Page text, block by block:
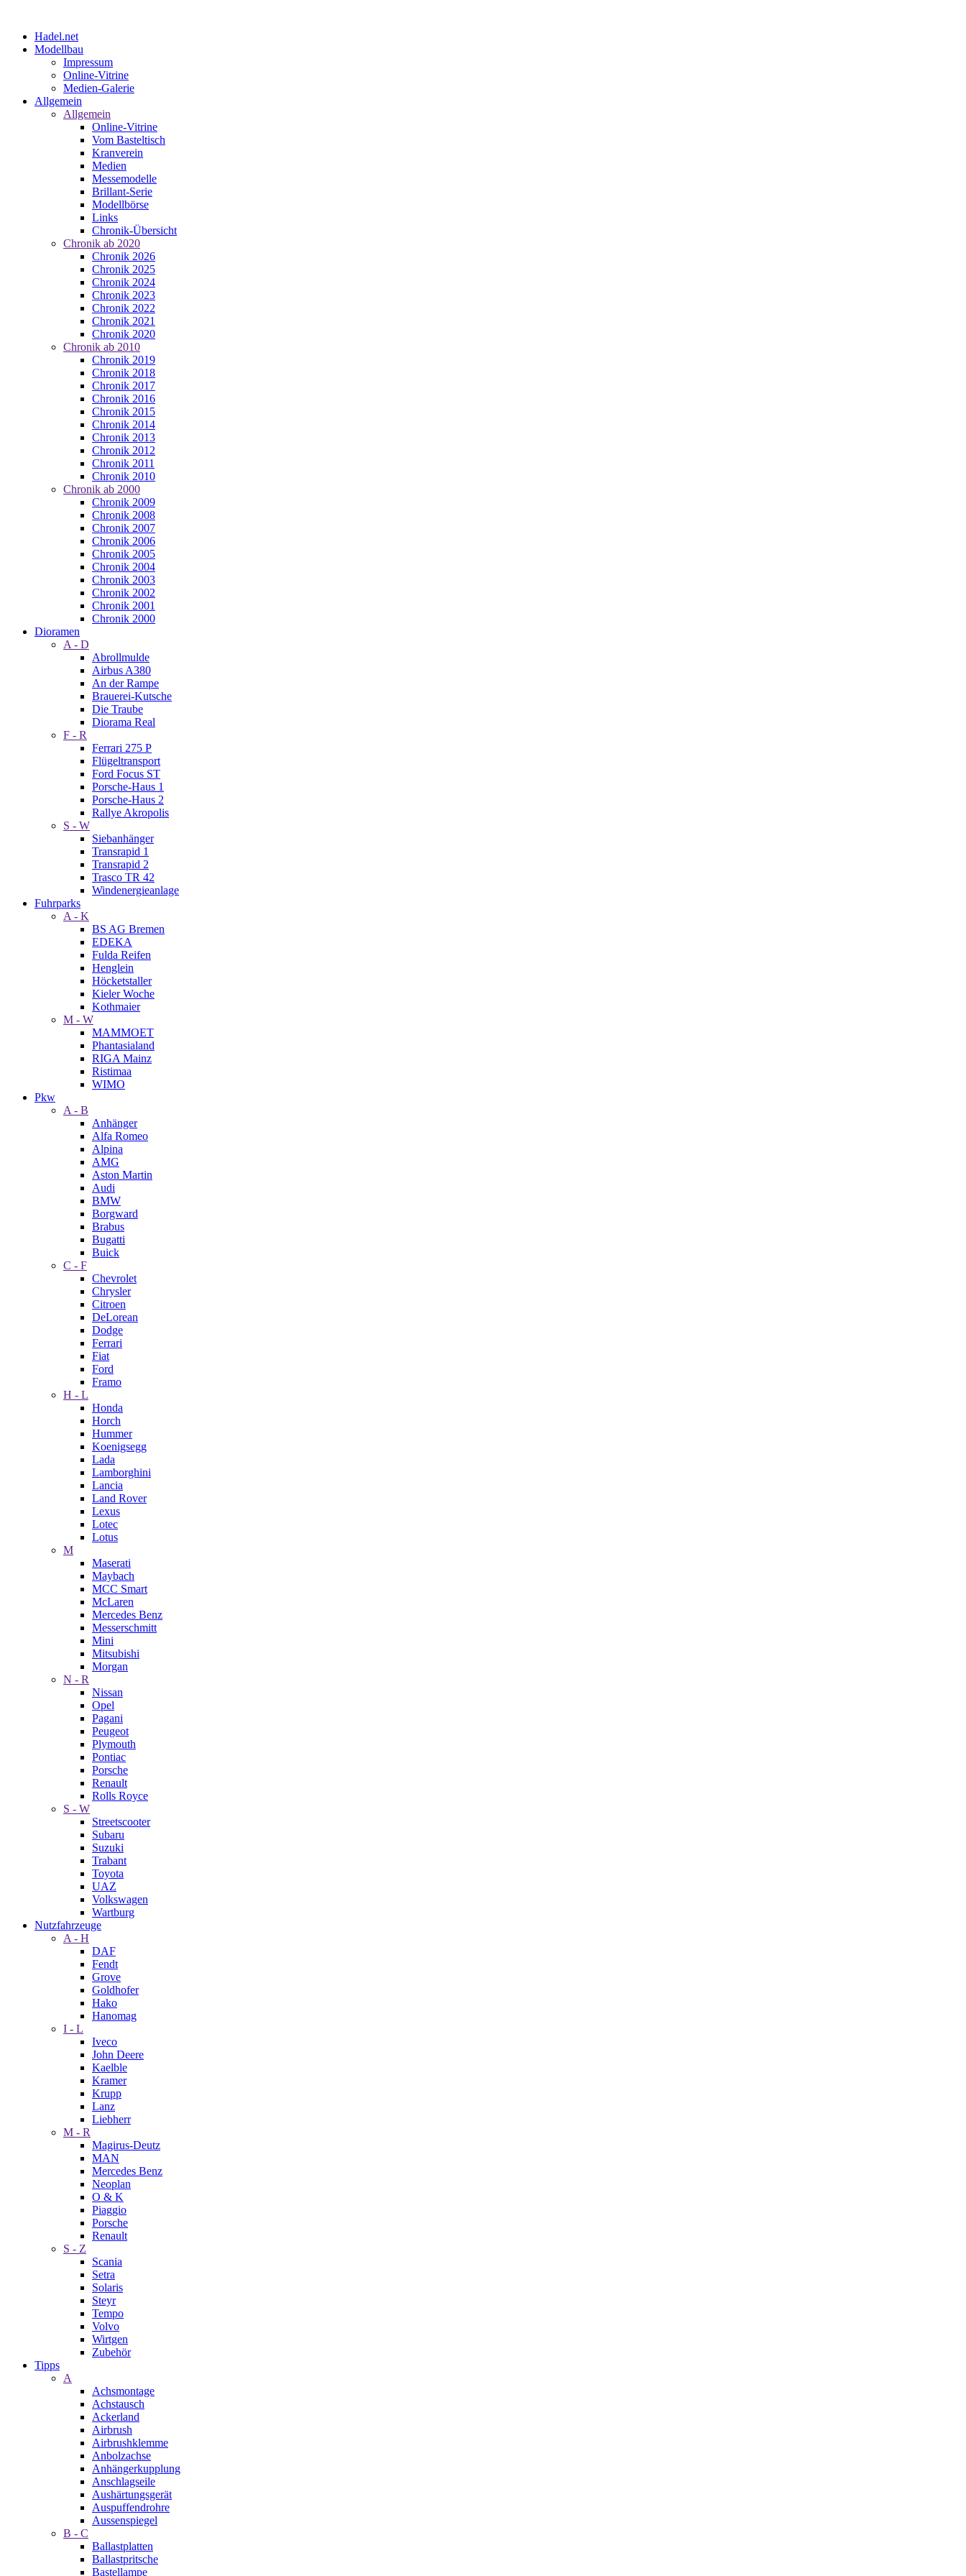
Hadel.net
Modellbau
Impressum
Online-Vitrine
Medien-Galerie
Allgemein
Allgemein
Online-Vitrine
Vom Basteltisch
Kranverein
Medien
Messemodelle
Brillant-Serie
Modellbörse
Links
Chronik-Übersicht
Chronik ab 2020
Chronik 2026
Chronik 2025
Chronik 2024
Chronik 2023
Chronik 2022
Chronik 2021
Chronik 2020
Chronik ab 2010
Chronik 2019
Chronik 2018
Chronik 2017
Chronik 2016
Chronik 2015
Chronik 2014
Chronik 2013
Chronik 2012
Chronik 2011
Chronik 2010
Chronik ab 2000
Chronik 2009
Chronik 2008
Chronik 2007
Chronik 2006
Chronik 2005
Chronik 2004
Chronik 2003
Chronik 2002
Chronik 2001
Chronik 2000
Dioramen
A - D
Abrollmulde
Airbus A380
An der Rampe
Brauerei-Kutsche
Die Traube
Diorama Real
F - R
Ferrari 275 P
Flügeltransport
Ford Focus ST
Porsche-Haus 1
Porsche-Haus 2
Rallye Akropolis
S - W
Siebanhänger
Transrapid 1
Transrapid 2
Trasco TR 42
Windenergieanlage
Fuhrparks
A - K
BS AG Bremen
EDEKA
Fulda Reifen
Henglein
Höcketstaller
Kieler Woche
Kothmaier
M - W
MAMMOET
Phantasialand
RIGA Mainz
Ristimaa
WIMO
Pkw
A - B
Anhänger
Alfa Romeo
Alpina
AMG
Aston Martin
Audi
BMW
Borgward
Brabus
Bugatti
Buick
C - F
Chevrolet
Chrysler
Citroen
DeLorean
Dodge
Ferrari
Fiat
Ford
Framo
H - L
Honda
Horch
Hummer
Koenigsegg
Lada
Lamborghini
Lancia
Land Rover
Lexus
Lotec
Lotus
M
Maserati
Maybach
MCC Smart
McLaren
Mercedes Benz
Messerschmitt
Mini
Mitsubishi
Morgan
N - R
Nissan
Opel
Pagani
Peugeot
Plymouth
Pontiac
Porsche
Renault
Rolls Royce
S - W
Streetscooter
Subaru
Suzuki
Trabant
Toyota
UAZ
Volkswagen
Wartburg
Nutzfahrzeuge
A - H
DAF
Fendt
Grove
Goldhofer
Hako
Hanomag
I - L
Iveco
John Deere
Kaelble
Kramer
Krupp
Lanz
Liebherr
M - R
Magirus-Deutz
MAN
Mercedes Benz
Neoplan
O & K
Piaggio
Porsche
Renault
S - Z
Scania
Setra
Solaris
Steyr
Tempo
Volvo
Wirtgen
Zubehör
Tipps
A
Achsmontage
Achstausch
Ackerland
Airbrush
Airbrushklemme
Anbolzachse
Anhängerkupplung
Anschlagseile
Aushärtungsgerät
Auspuffendrohre
Aussenspiegel
B - C
Ballastplatten
Ballastpritsche
Bastellampe